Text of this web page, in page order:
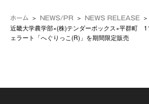
ホーム NEWS/PR NEWS RELEASE
近畿大学農学部×(株)テンダーボックス×平群町
ェラート「へぐりっこ(R)」を期間限定販売